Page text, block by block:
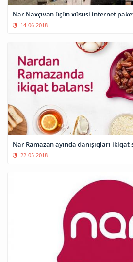
Nar Naxçıvan üçün xüsusi internet
14-06-2018
Nar Ramazan ayında danışıqları
22-05-2018